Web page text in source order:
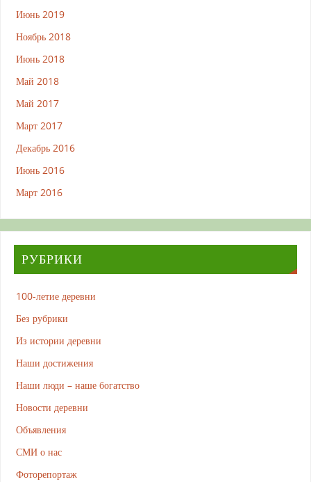
Июнь 2019
Ноябрь 2018
Июнь 2018
Май 2018
Май 2017
Март 2017
Декабрь 2016
Июнь 2016
Март 2016
РУБРИКИ
100-летие деревни
Без рубрики
Из истории деревни
Наши достижения
Наши люди – наше богатство
Новости деревни
Объявления
СМИ о нас
Фоторепортаж